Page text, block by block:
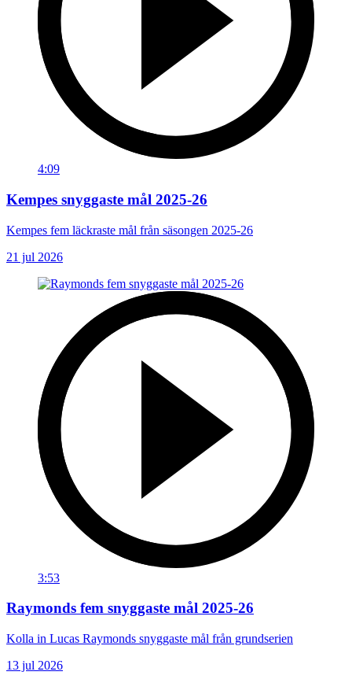
4:09
Kempes snyggaste mål 2025-26
Kempes fem läckraste mål från säsongen 2025-26
21 jul 2026
3:53
Raymonds fem snyggaste mål 2025-26
Kolla in Lucas Raymonds snyggaste mål från grundserien
13 jul 2026